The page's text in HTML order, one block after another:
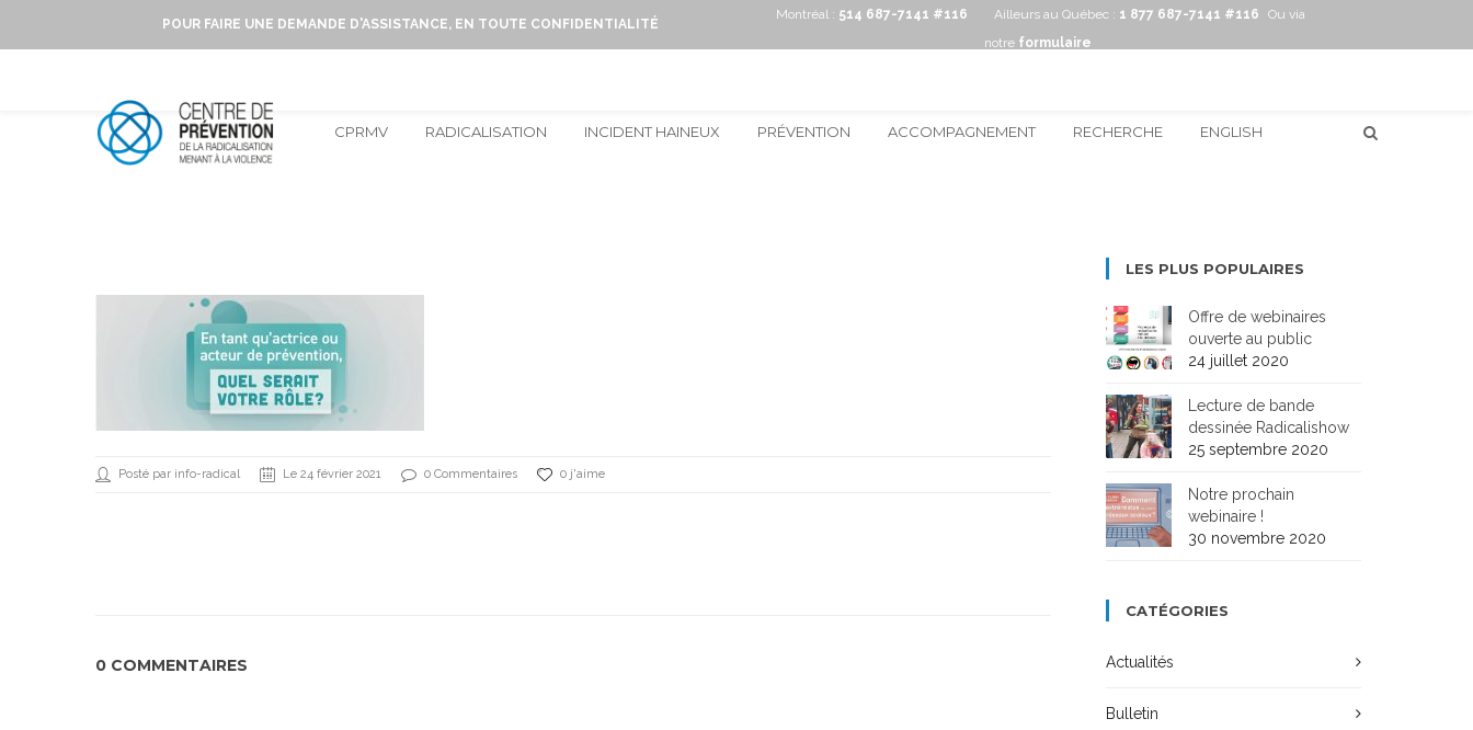
POUR FAIRE UNE DEMANDE D'ASSISTANCE, EN TOUTE CONFIDENTIALITÉ
Montréal : 514 687-7141 #116 Ailleurs au Québec : 1 877 687-7141 #116
Ou via
notre formulaire
CPRMV RADICALISATION INCIDENT HAINEUX PRÉVENTION ACCOMPAGNEMENT RECHERCHE ENGLISH
Posté par info-radical Le 24 février 2021 0 Commentaires 0 j'aime
0 COMMENTAIRES
LES PLUS POPULAIRES
Offre de webinaires
ouverte au public
24 juillet 2020
Lecture de bande
dessinée Radicalishow
25 septembre 2020
Notre prochain
webinaire !
30 novembre 2020
CATÉGORIES
Actualités
Bulletin